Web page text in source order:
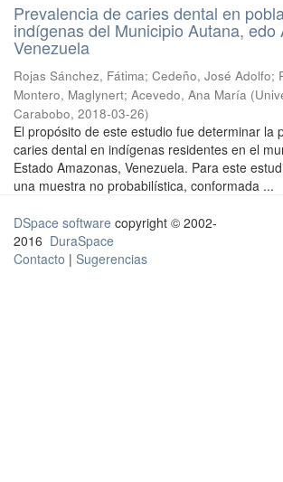
Prevalencia de caries dental en
indígenas del Municipio Autana, edo
Venezuela
Rojas Sánchez, Fátima; Cedeño, José Adolfo;
Montero, Maglynert; Acevedo, Ana María (
Carabobo, 2018-03-26)
El propósito de este estudio fue determinar la
caries dental en indígenas residentes en el
Estado Amazonas, Venezuela. Para este
una muestra no probabilística, conformada ...
DSpace software copyright © 2002-
2016 DuraSpace
Contacto | Sugerencias